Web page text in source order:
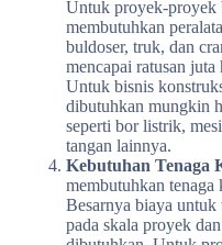
Untuk proyek-proyek
membutuhkan
buldoser, truk, dan
mencapai ratusan
Untuk bisnis
dibutuhkan mungkin
seperti bor listrik,
tangan lainnya.
Kebutuhan Tenaga
membutuhkan
Besarnya biaya untuk
pada skala proyek